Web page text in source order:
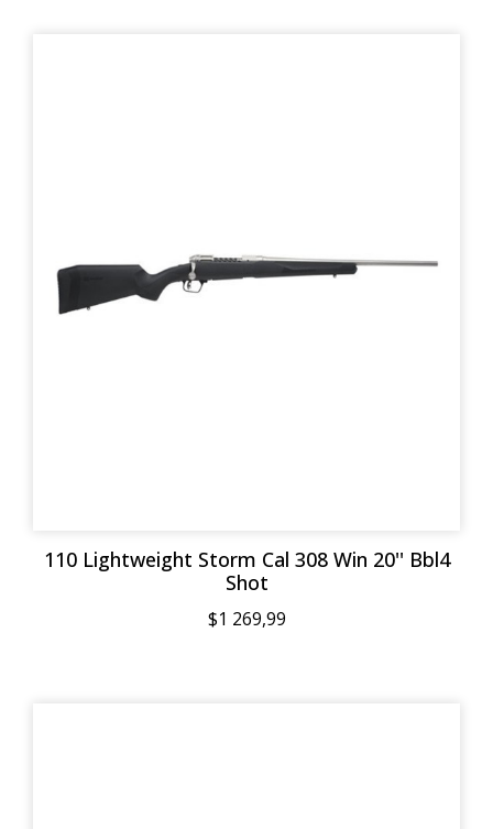
110 Lightweight Storm Cal 308 Win 20'' Bbl4
Shot
$1 269,99